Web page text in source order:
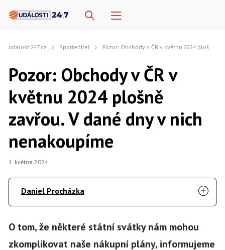
udalosti247.cz Spotřebitel Pozor: Obchody v ČR v květnu 2024 plošně zavřou. V dané dny v nich nenakoupíme
Pozor: Obchody v ČR v
květnu 2024 plošně
zavřou. V dané dny v nich
nenakoupíme
1. května 2024
Daniel Procházka
O tom, že některé státní svátky nám mohou
zkomplikovat naše nákupní plány, informujeme